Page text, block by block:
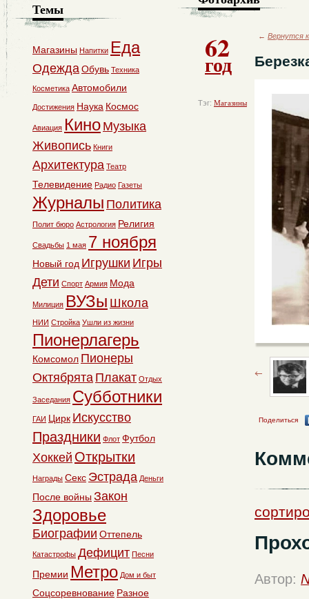
62
год
Тэг: Магазины
← Вернутся
Поделиться
Автор:
Темы
Магазины Напитки Еда
ОдеждаОбувь Техника
Косметика Автомобили
Достижения Наука Космос
Авиация Кино Музыка
Живопись Книги
Архитектура Театр
Телевидение Радио Газеты
Журналы Политика
Полит бюро Астрология Религия
Свадьбы 1 мая 7 ноября
Новый год Игрушки Игры
Дети Спорт Армия Мода
Милиция ВУЗы Школа
НИИ Стройка Ушли из жизни
Пионерлагерь
Комсомол Пионеры
Октябрята Плакат Отдых
Заседания Субботники
ГАИ Цирк Искусство
Праздники Флот Футбол
Хоккей Открытки
Награды Секс Эстрада Деньги
После войны Закон
Здоровье
Биографии Оттепель
Катастрофы Дефицит Песни
Премии Метро Дом и быт
Соцсоревнование Разное